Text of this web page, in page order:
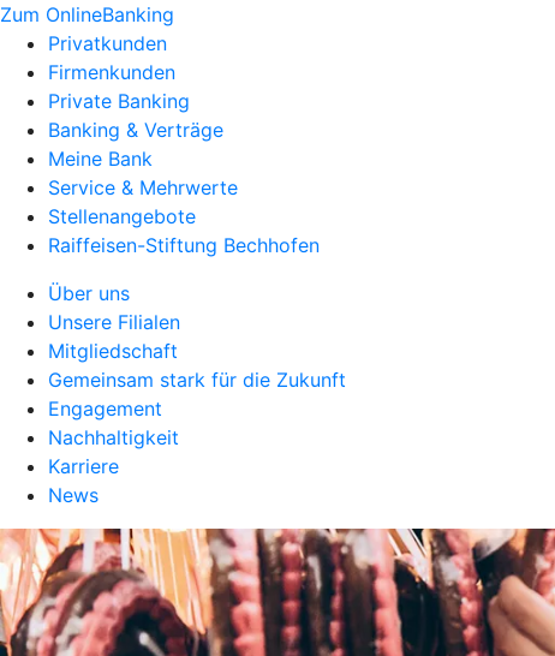
Zum OnlineBanking
Privatkunden
Firmenkunden
Private Banking
Banking & Verträge
Meine Bank
Service & Mehrwerte
Stellenangebote
Raiffeisen-Stiftung Bechhofen
Über uns
Unsere Filialen
Mitgliedschaft
Gemeinsam stark für die Zukunft
Engagement
Nachhaltigkeit
Karriere
News